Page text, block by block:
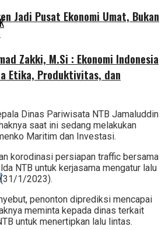
Jadi Pusat Ekonomi Umat, Bukan
Zakki, M.Si : Ekonomi Indonesia
Etika, Produktivitas, dan
Dinas Pariwisata NTB Jamaluddin
saat ini sedang melakukan
Maritim dan Investasi.
korodinasi persiapan traffic bersama
NTB untuk kerjasama mengatur lalu
(31/1/2023).
penonton diprediksi mencapai
meminta kepada dinas terkait
untuk menertipkan lalu lintas.